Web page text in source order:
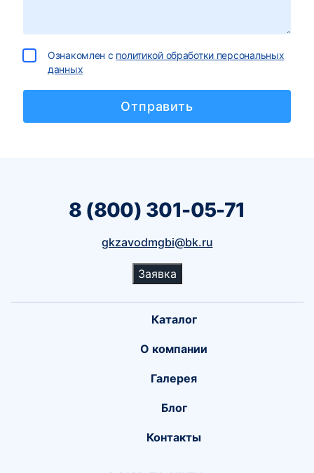
Ознакомлен с политикой обработки персональных
данных
8 (800) 301-05-71
gkzavodmgbi@bk.ru
Заявка
Каталог
О компании
Галерея
Блог
Контакты